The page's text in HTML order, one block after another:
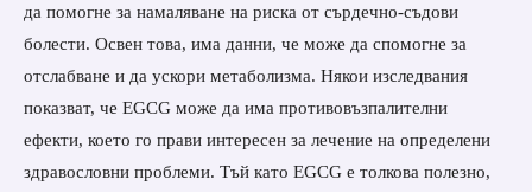
да помогне за намаляване на риска от сърдечно-съдови
болести. Освен това, има данни, че може да спомогне за
отслабване и да ускори метаболизма. Някои изследвания
показват, че EGCG може да има противовъзпалителни
ефекти, което го прави интересен за лечение на определени
здравословни проблеми. Тъй като EGCG е толкова полезно,